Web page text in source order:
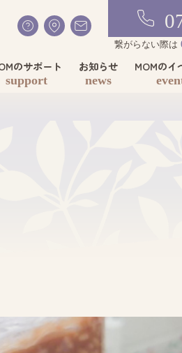
繋がらない際は
のサポート
support
お知らせ
news
MOMのイ